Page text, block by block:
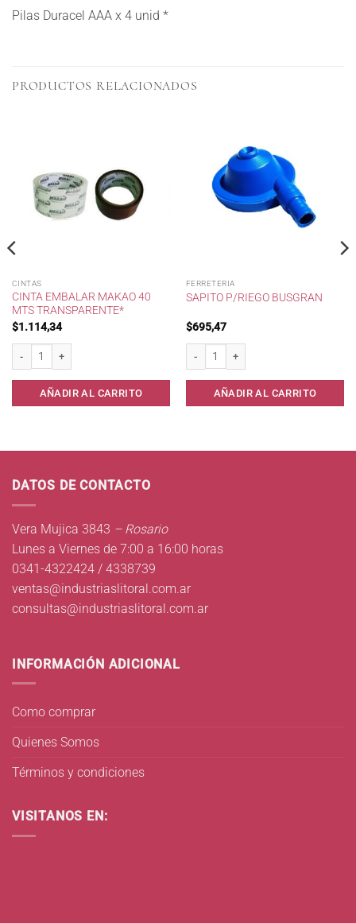
Pilas Duracel AAA x 4 unid *
PRODUCTOS RELACIONADOS
CINTAS
CINTA EMBALAR MAKAO 40
MTS TRANSPARENTE*
$1.114,34
Cinta Embalar Makao 40 mts Transparente* cantidad
AÑADIR AL CARRITO
FERRETERIA
SAPITO P/RIEGO BUSGRAN
$695,47
Sapito p/Riego Busgran cantidad
AÑADIR AL CARRITO
cantidad
DATOS DE CONTACTO
Vera Mujica 3843 – Rosario
Lunes a Viernes de 7:00 a 16:00 horas
0341-4322424 / 4338739
ventas@industriaslitoral.com.ar
consultas@industriaslitoral.com.ar
INFORMACIÓN ADICIONAL
Como comprar
Quienes Somos
Términos y condiciones
VISITANOS EN: